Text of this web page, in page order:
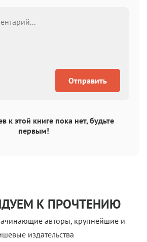
Отправить
к этой книге пока нет, будьте
первым!
К ПРОЧТЕНИЮ
авторы, крупнейшие и
издательства